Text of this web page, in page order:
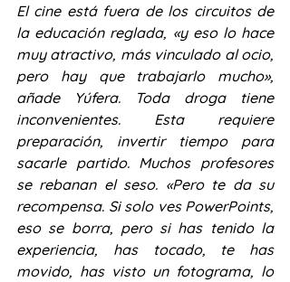
El cine está fuera de los circuitos de
la educación reglada, «y eso lo hace
muy atractivo, más vinculado al ocio,
pero hay que trabajarlo mucho»,
añade Yúfera. Toda droga tiene
inconvenientes. Esta requiere
preparación, invertir tiempo para
sacarle partido. Muchos profesores
se rebanan el seso. «Pero te da su
recompensa. Si solo ves PowerPoints,
eso se borra, pero si has tenido la
experiencia, has tocado, te has
movido, has visto un fotograma, lo